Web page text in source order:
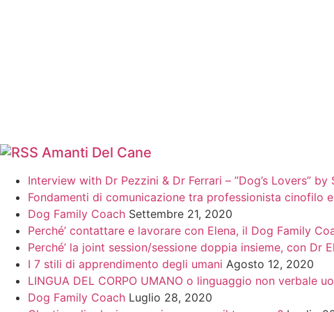
Amanti Del Cane
Interview with Dr Pezzini & Dr Ferrari – ”Dog’s Lovers”
Fondamenti di comunicazione tra professionista cinofilo
Dog Family Coach Settembre 21, 2020
Perché’ contattare e lavorare con Elena, il Dog Family
Perché’ la joint session/sessione doppia insieme, con Dr
I 7 stili di apprendimento degli umani Agosto 12, 2020
LINGUA DEL CORPO UMANO o linguaggio non verbale
Dog Family Coach Luglio 28, 2020